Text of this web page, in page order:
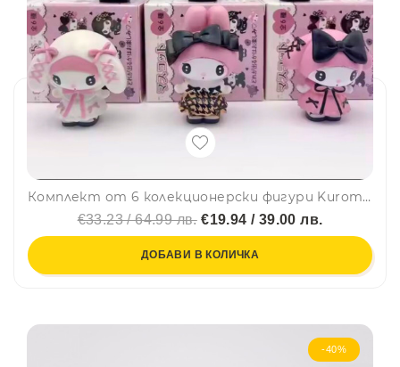
Комплект от 6 колекционерски фигури Kuromi Куроми и My Melody по хитовия японски сериал
€33.23 / 64.99 лв.€19.94 / 39.00 лв.
ДОБАВИ В КОЛИЧКА
-40%